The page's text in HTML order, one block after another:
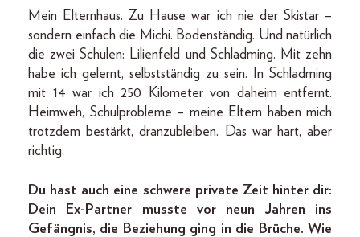
Mein Elternhaus. Zu Hause war ich nie der Skistar –
sondern einfach die Michi. Bodenständig. Und natürlich
die zwei Schulen: Lilienfeld und Schladming. Mit zehn
habe ich gelernt, selbstständig zu sein. In Schladming
mit 14 war ich 250 Kilometer von daheim entfernt.
Heimweh, Schulprobleme – meine Eltern haben mich
trotzdem bestärkt, dranzubleiben. Das war hart, aber
richtig.
Du hast auch eine schwere private Zeit hinter dir:
Dein Ex-Partner musste vor neun Jahren ins
Gefängnis, die Beziehung ging in die Brüche. Wie